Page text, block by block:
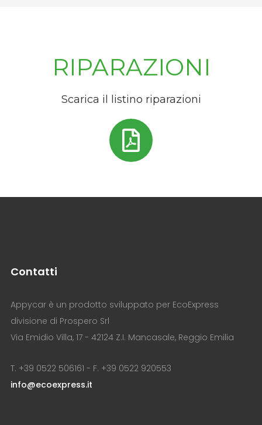
RIPARAZIONI
Scarica il listino riparazioni
Contatti
Appycar è un prodotto sviluppato per EcoExpress
divisione di Prospero Srl
Via Emidio Villa, 17 - 42124 Z.I. Mancasale, Reggio Emilia
T. +39 0522 506161 - F. +39 0522 920553
info@ecoexpress.it